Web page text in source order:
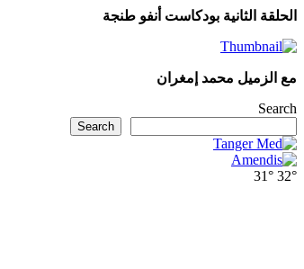
الحلقة الثانية بودكاست أنفو طنجة
مع الزميل محمد إمغران
Search
Search
32°
31°